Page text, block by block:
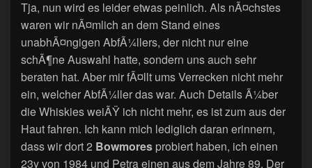
Tja, nun wird es leider etwas peinlich. Als nÃ¤chstes
waren wir nÃ¤mlich an dem Stand eines
unabhÃ¤ngigen AbfÃ¼llers, der nicht nur eine
schÃ¶ne Auswahl hatte, sondern uns auch sehr
beraten hat. Aber mir fÃ¤llt ums Verrecken nicht mehr
ein, welcher AbfÃ¼ller das war. Auch Details Ã¼ber
die Whiskies weiÃŸ ich nicht mehr, es ist zum aus der
Haut fahren. Ich kann mich lediglich daran erinnern,
dass wir dort 2 Bowmores probiert haben, ich einen
23y von 1984 und Petra einen aus dem Jahre 89. Der